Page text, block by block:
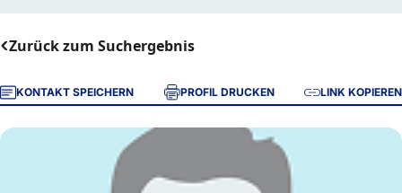
Zurück zum Suchergebnis
KONTAKT SPEICHERN PROFIL DRUCKEN LINK KOPIEREN